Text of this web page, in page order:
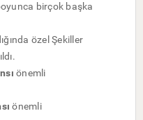
birçok başka
özel Şekiller
önemli
önemli